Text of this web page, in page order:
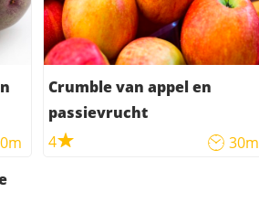
Crumble van appel en
passievrucht
4
30m